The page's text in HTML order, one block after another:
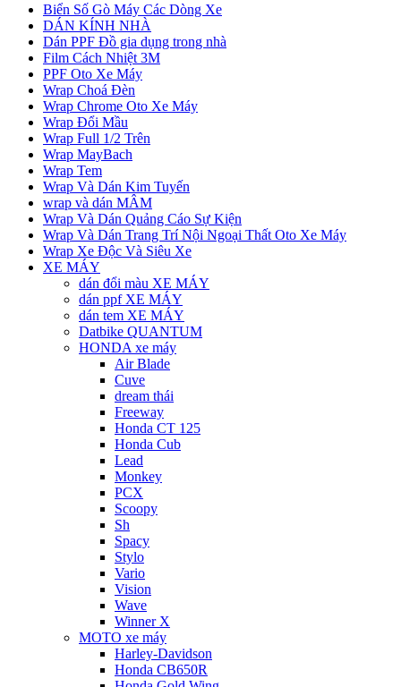
Biển Số Gò Máy Các Dòng Xe
DÁN KÍNH NHÀ
Dán PPF Đồ gia dụng trong nhà
Film Cách Nhiệt 3M
PPF Oto Xe Máy
Wrap Choá Đèn
Wrap Chrome Oto Xe Máy
Wrap Đổi Mầu
Wrap Full 1/2 Trên
Wrap MayBach
Wrap Tem
Wrap Và Dán Kim Tuyến
wrap và dán MÂM
Wrap Và Dán Quảng Cáo Sự Kiện
Wrap Và Dán Trang Trí Nội Ngoại Thất Oto Xe Máy
Wrap Xe Độc Và Siêu Xe
XE MÁY
dán đổi màu XE MÁY
dán ppf XE MÁY
dán tem XE MÁY
Datbike QUANTUM
HONDA xe máy
Air Blade
Cuve
dream thái
Freeway
Honda CT 125
Honda Cub
Lead
Monkey
PCX
Scoopy
Sh
Spacy
Stylo
Vario
Vision
Wave
Winner X
MOTO xe máy
Harley-Davidson
Honda CB650R